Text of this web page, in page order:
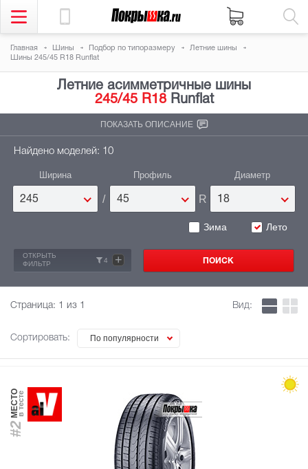
Главная Шины Подбор по типоразмеру
Летние шины
Шины 245/45 R18 Runflat
Летние асимметричные шины
245/45 R18Runflat
ПОКАЗАТЬ ОПИСАНИЕ
Найдено моделей: 10
Ширина
245 /
Профиль
45 R
Диаметр
18
Зима Лето
ОТКРЫТЬ
ФИЛЬТР
4 +
Страница: 1 из 1
Сортировать: По популярности
Вид:
#2
МЕСТОв тесте